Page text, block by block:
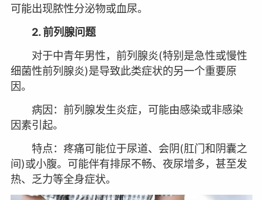
可能出现脓性分泌物或血尿。
2. 前列腺问题
对于中青年男性，前列腺炎(特别是急性或慢性
细菌性前列腺炎)是导致此类症状的另一个重要原
因。
病因：前列腺发生炎症，可能由感染或非感染
因素引起。
特点：疼痛可能位于尿道、会阴(肛门和阴囊之
间)或小腹。可能伴有排尿不畅、夜尿增多，甚至发
热、乏力等全身症状。